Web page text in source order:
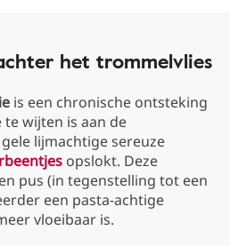
het trommelvlies
is een chronische ontsteking
wijten is aan de
lijmachtige sereuze
opslokt. Deze
pus (in tegenstelling tot een
een pasta-achtige
vloeibaar is.